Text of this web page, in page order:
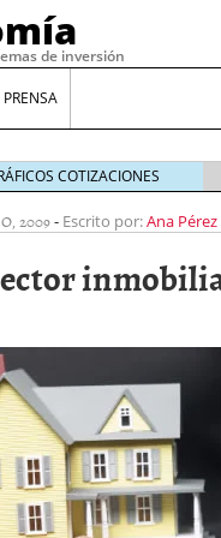
de inversión
¿Por qué el
12 de diciembre de 2025
aprovechar esta opción
de 2025
es una decisión
COTIZACIONES
2009- Escrito por:Ana